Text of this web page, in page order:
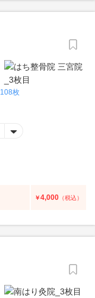
108枚
￥4,000 （税込）